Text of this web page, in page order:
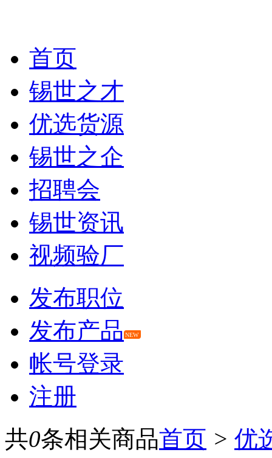
首页
锡世之才
优选货源
锡世之企
招聘会
锡世资讯
视频验厂
发布职位
发布产品 NEW
帐号登录
注册
共0条相关商品首页 > 优